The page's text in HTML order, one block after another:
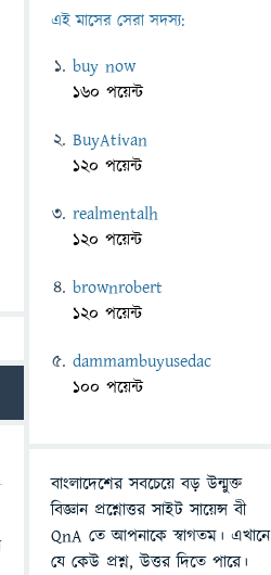
এই মাসের সেরা সদস্য:
buy now
160 পয়েন্ট
BuyAtivan
120 পয়েন্ট
realmentalh
120 পয়েন্ট
brownrobert
120 পয়েন্ট
dammambuyusedac
100 পয়েন্ট
বাংলাদেশের সবচেয়ে বড় উন্মুক্ত
বিজ্ঞান প্রশ্নোত্তর সাইট সায়েন্স বী
QnA তে আপনাকে স্বাগতম। এখানে
যে কেউ প্রশ্ন, উত্তর দিতে পারে।